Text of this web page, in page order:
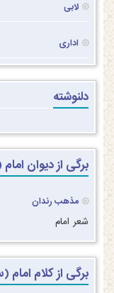
لابی
اداری
دلنوشته
برگی از دیوان
مذهب رندان
شعر امام
برگی از کلام